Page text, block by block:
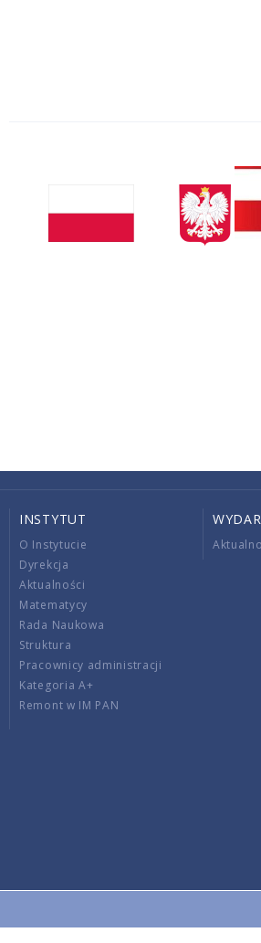
INSTYTUT
O Instytucie
Dyrekcja
Aktualności
Matematycy
Rada Naukowa
Struktura
Pracownicy administracji
Kategoria A+
Remont w IM PAN